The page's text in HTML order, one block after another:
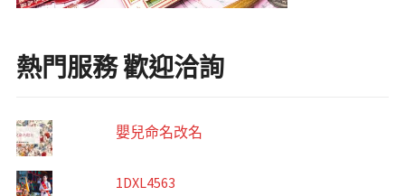
熱門服務 歡迎洽詢
嬰兒命名改名
1DXL4563